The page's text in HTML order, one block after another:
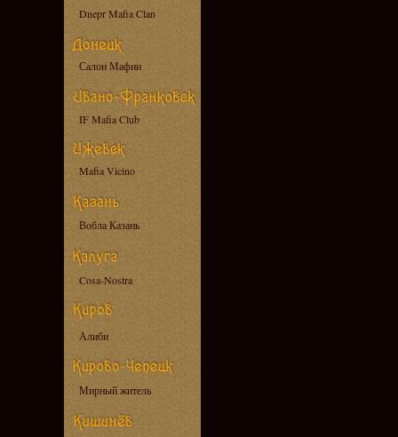
Dnepr Mafia Clan
Салон Мафии
IF Mafia Club
Mafia Vicino
Вобла Казань
Cosa-Nostra
Алиби
Мирный житель